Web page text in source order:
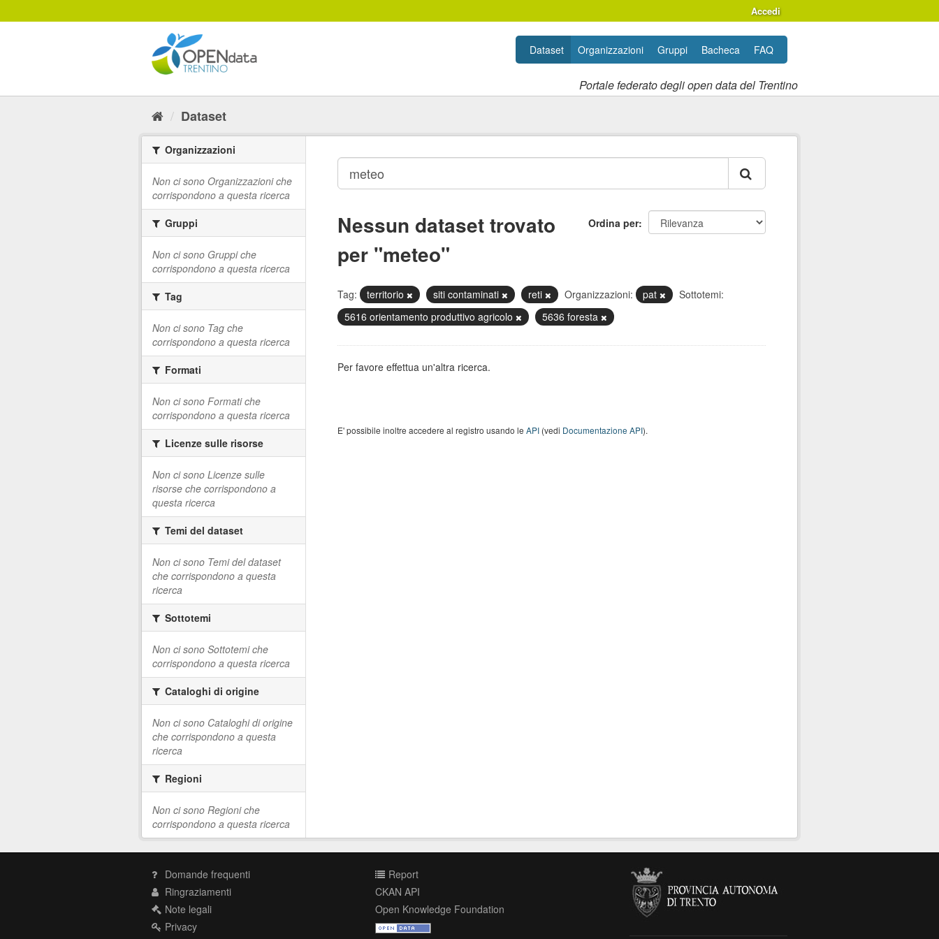
al
Accedi
Portale federato degli open data del Trentino
Dataset Organizzazioni Gruppi Bacheca FAQ
Dataset
Organizzazioni
Non ci sono Organizzazioni che
corrispondono a questa ricerca
Gruppi
Non ci sono Gruppi che
corrispondono a questa ricerca
Tag
Non ci sono Tag che
corrispondono a questa ricerca
Formati
Non ci sono Formati che
corrispondono a questa ricerca
Licenze sulle risorse
Non ci sono Licenze sulle
risorse che corrispondono a
questa ricerca
Temi del dataset
Non ci sono Temi del dataset
che corrispondono a questa
ricerca
Sottotemi
Non ci sono Sottotemi che
corrispondono a questa ricerca
Cataloghi di origine
Non ci sono Cataloghi di origine
che corrispondono a questa
ricerca
Regioni
Non ci sono Regioni che
corrispondono a questa ricerca
Ordina per
Nessun dataset trovato
per "meteo"
Tag: territorio siti contaminati reti Organizzazioni: pat
Sottotemi:
5616 orientamento produttivo agricolo
5636 foresta
Per favore effettua un'altra ricerca.
E' possibile inoltre accedere al registro usando le API(vedi Documentazione API).
Domande frequenti
Ringraziamenti
Note legali
Privacy
Report
CKAN API
Open Knowledge Foundation